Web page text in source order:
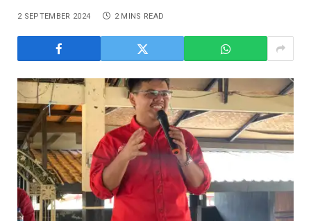
2 SEPTEMBER 2024 2 MINS READ